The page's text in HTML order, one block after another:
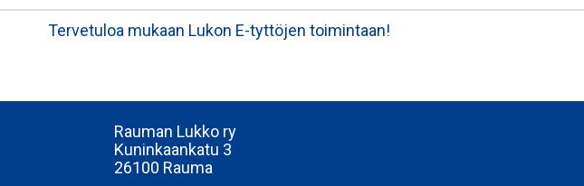
Tervetuloa mukaan Lukon E-tyttöjen toimintaan!
Rauman Lukko ry
Kuninkaankatu 3
26100 Rauma